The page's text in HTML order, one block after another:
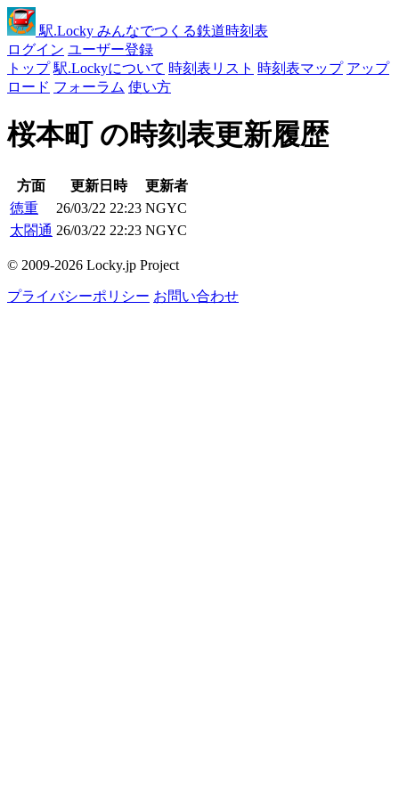
駅.Locky みんなでつくる鉄道時刻表
ログイン ユーザー登録
トップ 駅.Lockyについて 時刻表リスト 時刻表マップ アップ
ロード フォーラム 使い方
桜本町 の時刻表更新履歴
方面 更新日時
更新者
徳重
26/03/22 22:23 NGYC
太閤通 26/03/22 22:23 NGYC
© 2009-2026 Locky.jp Project
プライバシーポリシー お問い合わせ